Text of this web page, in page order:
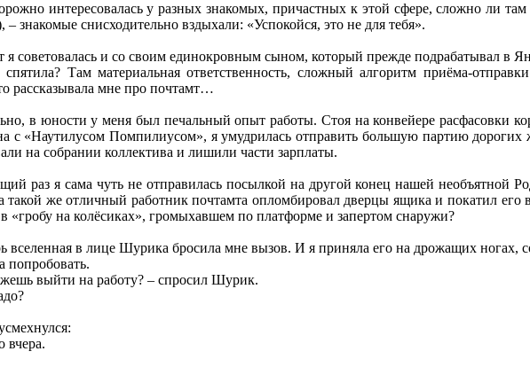
интересовалась у разных знакомых, причастных к этой сфере, сложно ли
– знакомые снисходительно вздыхали: «Успокойся, это не для тебя».
я советовалась и со своим единокровным сыном, который прежде подрабатывал в
Там материальная ответственность, сложный алгоритм приёма-
рассказывала мне про почтамт…
в юности у меня был печальный опыт работы. Стоя на конвейере расфасовки
с «Наутилусом Помпилиусом», я умудрилась отправить большую партию
на собрании коллектива и лишили части зарплаты.
раз я сама чуть не отправилась посылкой на другой конец нашей необъятной
такой же отличный работник почтамта опломбировал дверцы ящика и покатил
в «гробу на колёсиках», громыхавшем по платформе и запертом снаружи?
вселенная в лице Шурика бросила мне вызов. И я приняла его на дрожащих ногах,
попробовать.
выйти на работу? – спросил Шурик.
вчера.